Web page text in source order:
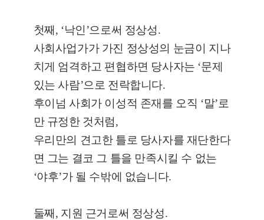
첫째, ‘낙인’으로써 정상성.
사회사업가가 가진 정상성의 눈금이 지나
치게 엄격하고 편협하면 당사자는 ‘문제
있는 사람’으로 전락합니다.
후이넘 사회가 이성적 존재를 오직 ‘말’로
만 규정한 것처럼,
우리만의 견고한 틀로 당사자를 재단한다
면 그는 결코 그 틀을 만족시킬 수 없는
‘야후’가 될 수밖에 없습니다.
둘째, 지원 근거로써 정상성.